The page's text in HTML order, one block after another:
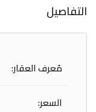
التفاصيل
مُعرف العقار:
السعر: